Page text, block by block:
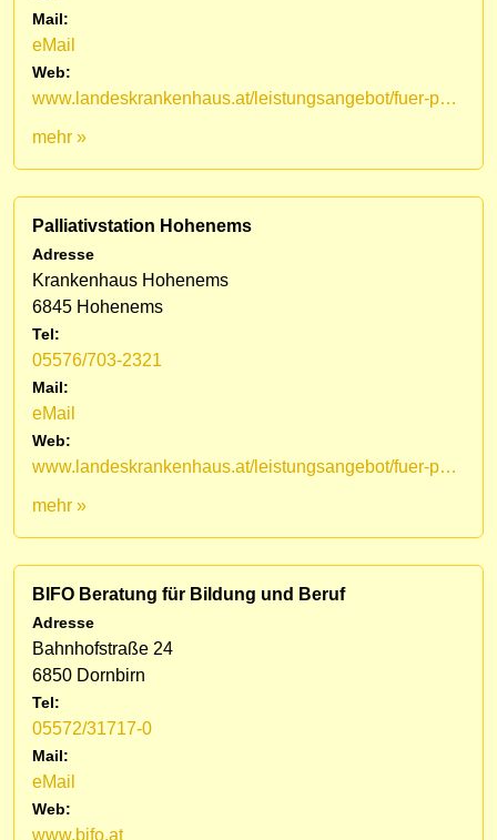
Mail:
eMail
Web:
www.landeskrankenhaus.at/leistungsangebot/fuer-patienten/medizinische-fachbereiche/lkh-hohenems/palliativstation/mobiles-palliativteam-vorarlberg
mehr »
Palliativstation Hohenems
Adresse
Krankenhaus Hohenems
6845 Hohenems
Tel:
05576/703-2321
Mail:
eMail
Web:
www.landeskrankenhaus.at/leistungsangebot/fuer-patienten/medizinische-fachbereiche/lkh-hohenems/palliativstation
mehr »
BIFO Beratung für Bildung und Beruf
Adresse
Bahnhofstraße 24
6850 Dornbirn
Tel:
05572/31717-0
Mail:
eMail
Web:
www.bifo.at